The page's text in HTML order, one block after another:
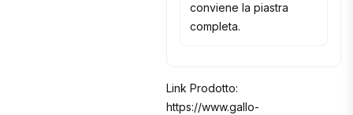
conviene la piastra
completa.
Link Prodotto:
https://www.gallo-